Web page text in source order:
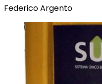
Federico Argento